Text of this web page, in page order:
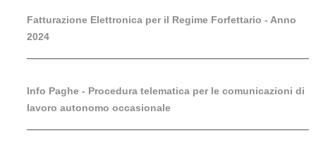
Fatturazione Elettronica per il Regime Forfettario - Anno
2024
Info Paghe - Procedura telematica per le comunicazioni di
lavoro autonomo occasionale